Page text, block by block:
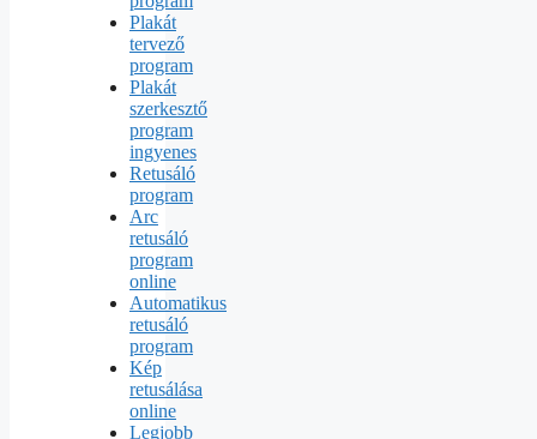
Plakát
tervező
program
Plakát
szerkesztő
program
ingyenes
Retusáló
program
Arc
retusáló
program
online
Automatikus
retusáló
program
Kép
retusálása
online
Legjobb